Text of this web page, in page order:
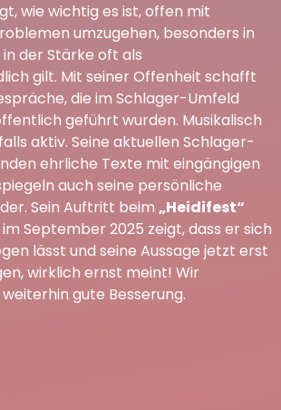
wie wichtig es ist, offen mit
umzugehen, besonders in
der Stärke oft als
gilt. Mit seiner Offenheit schafft
die im Schlager-Umfeld
geführt wurden. Musikalisch
aktiv. Seine aktuellen Schlager-
ehrliche Texte mit eingängigen
auch seine persönliche
Sein Auftritt beim „Heidifest“
September 2025 zeigt, dass er sich
lässt und seine Aussage jetzt erst
wirklich ernst meint! Wir
gute Besserung.